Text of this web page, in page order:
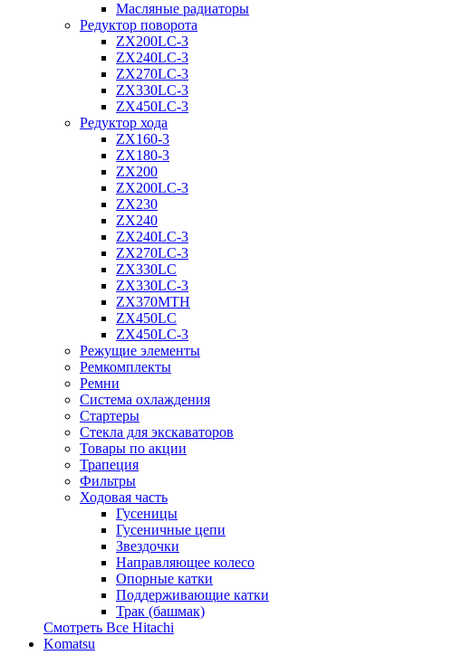
Масляные радиаторы
Редуктор поворота
ZX200LC-3
ZX240LC-3
ZX270LC-3
ZX330LC-3
ZX450LC-3
Редуктор хода
ZX160-3
ZX180-3
ZX200
ZX200LC-3
ZX230
ZX240
ZX240LC-3
ZX270LC-3
ZX330LC
ZX330LC-3
ZX370MTH
ZX450LC
ZX450LC-3
Режущие элементы
Ремкомплекты
Ремни
Система охлаждения
Стартеры
Стекла для экскаваторов
Товары по акции
Трапеция
Фильтры
Ходовая часть
Гусеницы
Гусеничные цепи
Звездочки
Направляющее колесо
Опорные катки
Поддерживающие катки
Трак (башмак)
Смотреть Все Hitachi
Komatsu